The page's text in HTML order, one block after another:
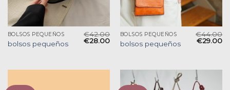
BOLSOS PEQUEÑOS
bolsos pequeños
€42.00
€28.00
BOLSOS PEQUEÑOS
bolsos pequeños
€44.00
€29.00